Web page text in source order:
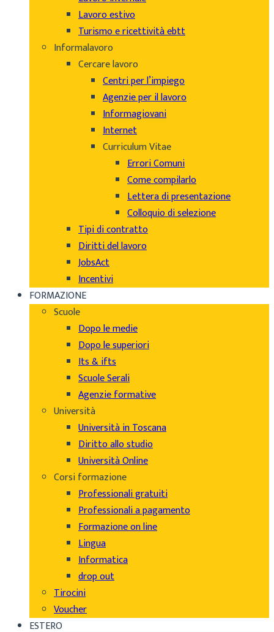
Lavoro estivo
Turismo e ricettività ebtt
Informalavoro
Cercare lavoro
Centri per l’impiego
Agenzie per il lavoro
Informagiovani
Internet
Curriculum Vitae
Errori Comuni
Come compilarlo
Lettera di presentazione
Colloquio di selezione
Tipi di contratto
Diritti del lavoro
JobsAct
Incentivi
FORMAZIONE
Scuole
Dopo le medie
Dopo le superiori
Its & ifts
Scuole Serali
Agenzie formative
Università
Università in Toscana
Diritto allo studio
Università Online
Corsi formazione
Professionali gratuiti
Professionali a pagamento
Formazione on line
Lingua
Informatica
drop out
Tirocini
Voucher
ESTERO